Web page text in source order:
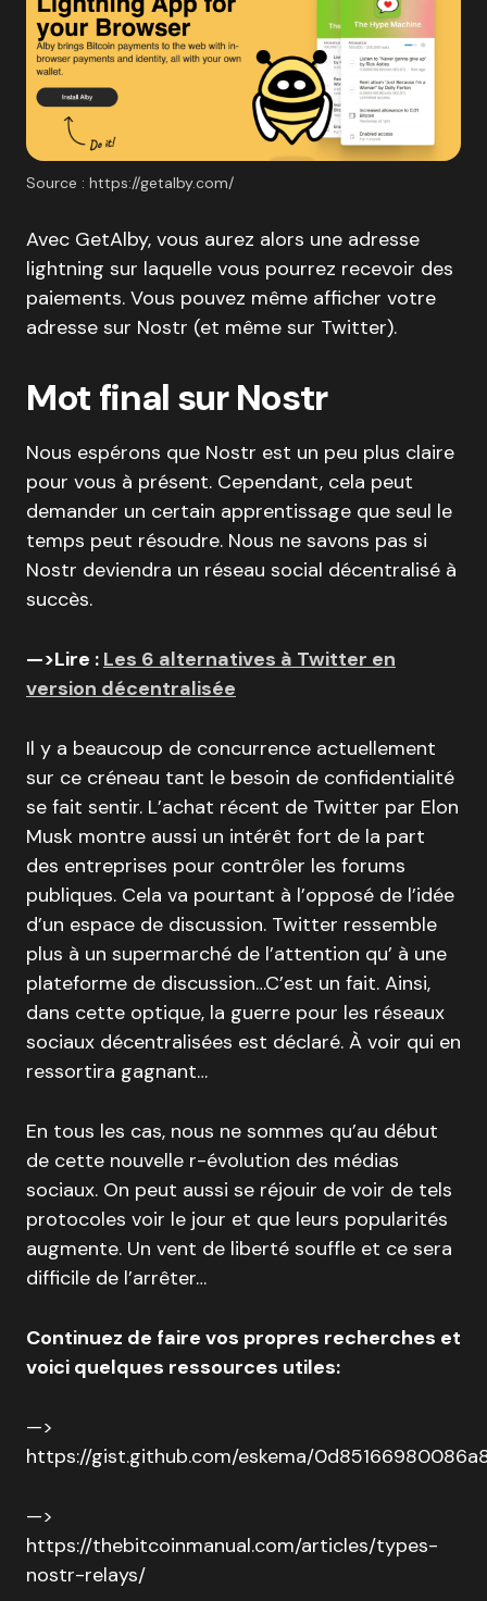
Source : https://getalby.com/
Avec GetAlby, vous aurez alors une adresse
lightning sur laquelle vous pourrez recevoir des
paiements. Vous pouvez même afficher votre
adresse sur Nostr (et même sur Twitter).
Mot final sur Nostr
Nous espérons que Nostr est un peu plus claire
pour vous à présent. Cependant, cela peut
demander un certain apprentissage que seul le
temps peut résoudre. Nous ne savons pas si
Nostr deviendra un réseau social décentralisé à
succès.
—>Lire : Les 6 alternatives à Twitter en
version décentralisée
Il y a beaucoup de concurrence actuellement
sur ce créneau tant le besoin de confidentialité
se fait sentir. L’achat récent de Twitter par Elon
Musk montre aussi un intérêt fort de la part
des entreprises pour contrôler les forums
publiques. Cela va pourtant à l’opposé de l’idée
d’un espace de discussion. Twitter ressemble
plus à un supermarché de l’attention qu’ à une
plateforme de discussion…C’est un fait. Ainsi,
dans cette optique, la guerre pour les réseaux
sociaux décentralisées est déclaré. À voir qui en
ressortira gagnant…
En tous les cas, nous ne sommes qu’au début
de cette nouvelle r-évolution des médias
sociaux. On peut aussi se réjouir de voir de tels
protocoles voir le jour et que leurs popularités
augmente. Un vent de liberté souffle et ce sera
difficile de l’arrêter…
Continuez de faire vos propres recherches et
voici quelques ressources utiles:
—>
https://gist.github.com/eskema/
—>
https://thebitcoinmanual.com/articles/types-
nostr-relays/